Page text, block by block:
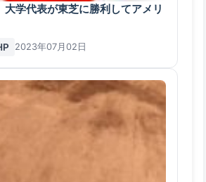
大学代表が東芝に勝利してアメリ
2023年07月02日